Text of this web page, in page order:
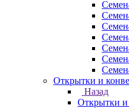
Открытки и
Назад
Открытки и